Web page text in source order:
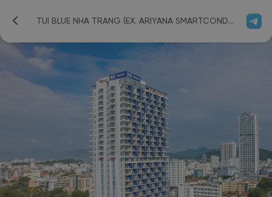
TUI BLUE NHA TRANG (EX. ARIYANA SMARTCONDOTEL NHA TRANG) 4*